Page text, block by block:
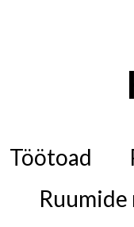
Töötoad